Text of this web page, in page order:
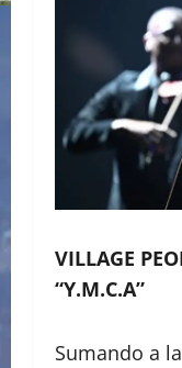
VILLAGE
“Y.M.C.A”
Sumando a